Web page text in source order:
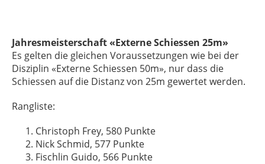
Jahresmeisterschaft «Externe Schiessen 25m»
Es gelten die gleichen Voraussetzungen wie bei der
Disziplin «Externe Schiessen 50m», nur dass die
Schiessen auf die Distanz von 25m gewertet werden.
Rangliste:
Christoph Frey, 580 Punkte
Nick Schmid, 577 Punkte
Fischlin Guido, 566 Punkte